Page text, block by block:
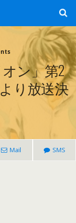
ン」第2
り放送決
Mail SMS